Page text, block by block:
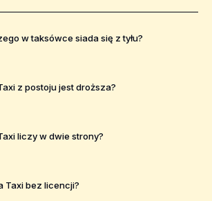
w taksówce siada się z tyłu?
z postoju jest droższa?
liczy w dwie strony?
Taxi bez licencji?